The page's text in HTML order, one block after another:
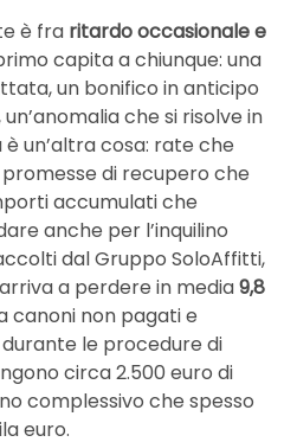
è fra ritardo occasionale e
capita a chiunque: una
un bonifico in anticipo
che si risolve in
un’altra cosa: rate che
di recupero che
accumulati che
anche per l’inquilino
dal Gruppo SoloAffitti,
a perdere in media9,8
canoni non pagati e
le procedure di
circa 2.500 euro di
complessivo che spesso
euro.